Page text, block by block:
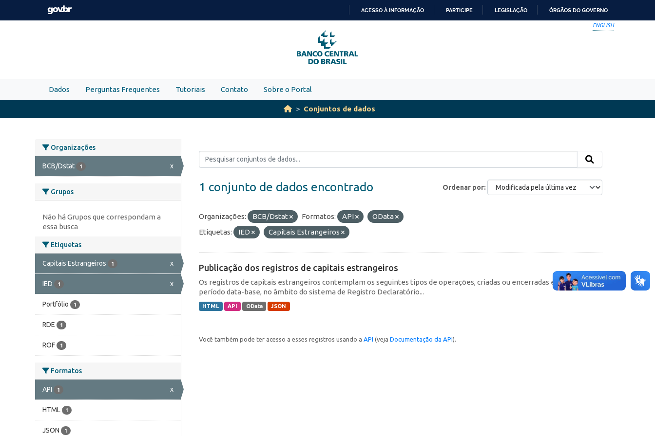
Skip to main content
PARA
O
CONTEÚDO
ACESSO À INFORMAÇÃO PARTICIPE LEGISLAÇÃO ÓRGÃOS DO GOVERNO
ENGLISH
Dados Perguntas Frequentes Tutoriais Contato Sobre o Portal
Conjuntos de dados
Organizações
BCB/Dstat 1 x
Grupos
Não há Grupos que correspondam a
essa busca
Etiquetas
Capitais Estrangeiros 1 x
IED 1 x
Portfólio 1
RDE 1
ROF 1
Formatos
API 1 x
HTML 1
JSON 1
Ordenar por
1 conjunto de dados encontrado
Organizações: BCB/Dstat Formatos: API
OData
Etiquetas:
IED Capitais Estrangeiros
Publicação dos registros de capitais estrangeiros
Os registros de capitais estrangeiros contemplam os seguintes tipos de operações, criadas ou encerradas em cada
período data-base, no âmbito do sistema de Registro Declaratório...
HTML API OData JSON
Você também pode ter acesso a esses registros usando a API (veja Documentação da API).